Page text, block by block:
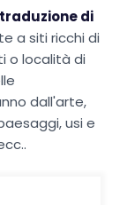
traduzione di
a siti ricchi di
o località di
dall'arte,
usi e